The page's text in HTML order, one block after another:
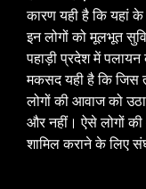
कारण यही है कि यहां
इन लोगों को मूलभूत
पहाड़ी प्रदेश में
मकसद यही है कि जिस
लोगों की आवाज को
और नहीं। ऐसे लोगों की
शामिल कराने के लिए